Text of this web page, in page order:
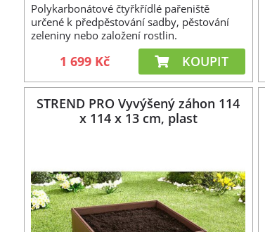
Polykarbonátové čtyřkřídlé pařeniště
určené k předpěstování sadby, pěstování
zeleniny nebo založení rostlin.
1 699 Kč KOUPIT
STREND PRO Vyvýšený záhon 114
x 114 x 13 cm, plast